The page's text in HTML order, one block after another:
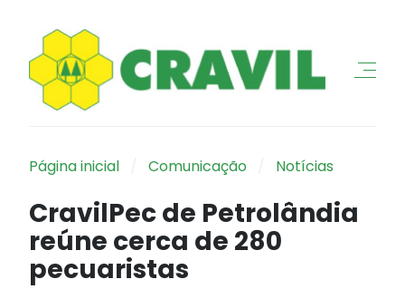
Página inicial Comunicação Notícias
CravilPec de Petrolândia
reúne cerca de 280
pecuaristas